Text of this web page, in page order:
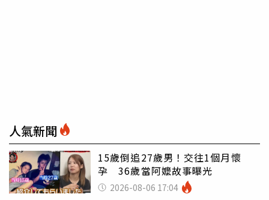
人氣新聞
15歲倒追27歲男！交往1個月懷
孕 36歲當阿嬤故事曝光
2026-08-06 17:04